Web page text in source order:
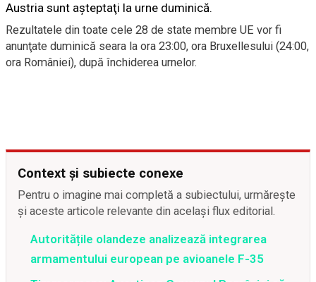
Austria sunt aşteptaţi la urne duminică.
Rezultatele din toate cele 28 de state membre UE vor fi
anunţate duminică seara la ora 23:00, ora Bruxellesului (24:00,
ora României), după închiderea urnelor.
Context și subiecte conexe
Pentru o imagine mai completă a subiectului, urmărește
și aceste articole relevante din același flux editorial.
Autoritățile olandeze analizează integrarea
armamentului european pe avioanele F-35